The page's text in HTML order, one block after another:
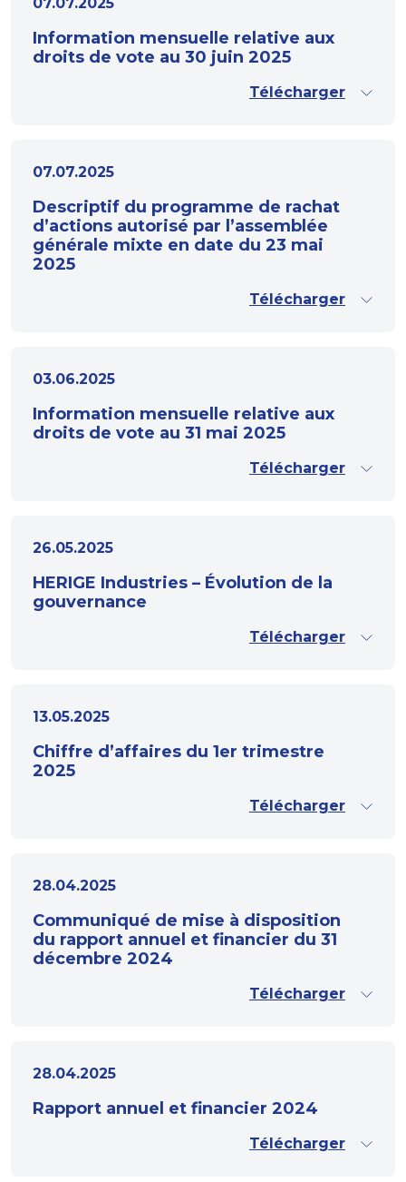
Information mensuelle relative aux
droits de vote au 30 juin 2025
Télécharger
07.07.2025
Descriptif du programme de rachat
d’actions autorisé par l’assemblée
générale mixte en date du 23 mai
2025
Télécharger
03.06.2025
Information mensuelle relative aux
droits de vote au 31 mai 2025
Télécharger
26.05.2025
HERIGE Industries – Évolution de la
gouvernance
Télécharger
13.05.2025
Chiffre d’affaires du 1er trimestre
2025
Télécharger
28.04.2025
Communiqué de mise à disposition
du rapport annuel et financier du 31
décembre 2024
Télécharger
28.04.2025
Rapport annuel et financier 2024
Télécharger